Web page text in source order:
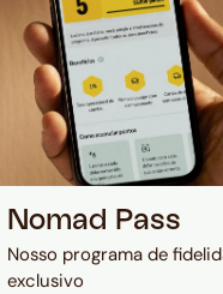
Nomad Pass
Nosso programa de
exclusivo